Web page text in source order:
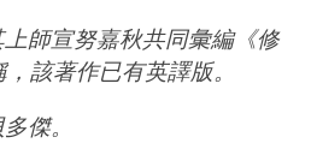
師宣努嘉秋共同彙編《修
該著作已有英譯版。
傑。